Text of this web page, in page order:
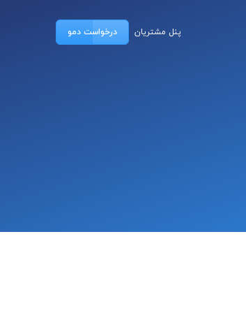
درخواست دمو پنل مشتریان